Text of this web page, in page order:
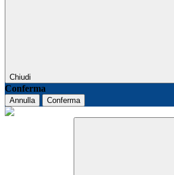
Chiudi
Conferma
Annulla Conferma